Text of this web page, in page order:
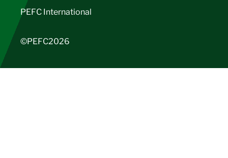
PEFC International
©PEFC2026